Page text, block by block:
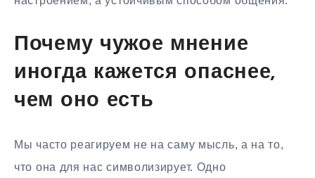
Почему чужое мнение
иногда кажется опаснее,
чем оно есть
Мы часто реагируем не на саму мысль, а на то,
что она для нас символизирует. Одно